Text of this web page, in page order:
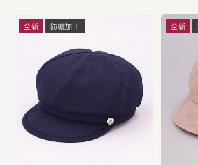
全新 防曬加工 全新